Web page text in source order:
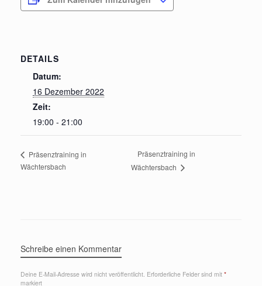
DETAILS
Datum:
16 Dezember 2022
Zeit:
19:00 - 21:00
Präsenztraining in
Wächtersbach
Präsenztraining in
Wächtersbach
Schreibe einen Kommentar
Deine E-Mail-Adresse wird nicht veröffentlicht. Erforderliche Felder sind mit *
markiert